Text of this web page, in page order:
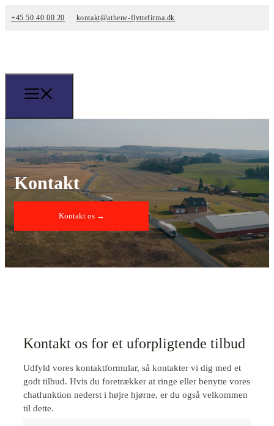
+45 50 40 00 20 kontakt@athene-flyttefirma.dk
Kontakt
Kontakt os →
Kontakt os for et uforpligtende tilbud
Udfyld vores kontaktformular, så kontakter vi dig med et
godt tilbud. Hvis du foretrækker at ringe eller benytte vores
chatfunktion nederst i højre hjørne, er du også velkommen
til dette.